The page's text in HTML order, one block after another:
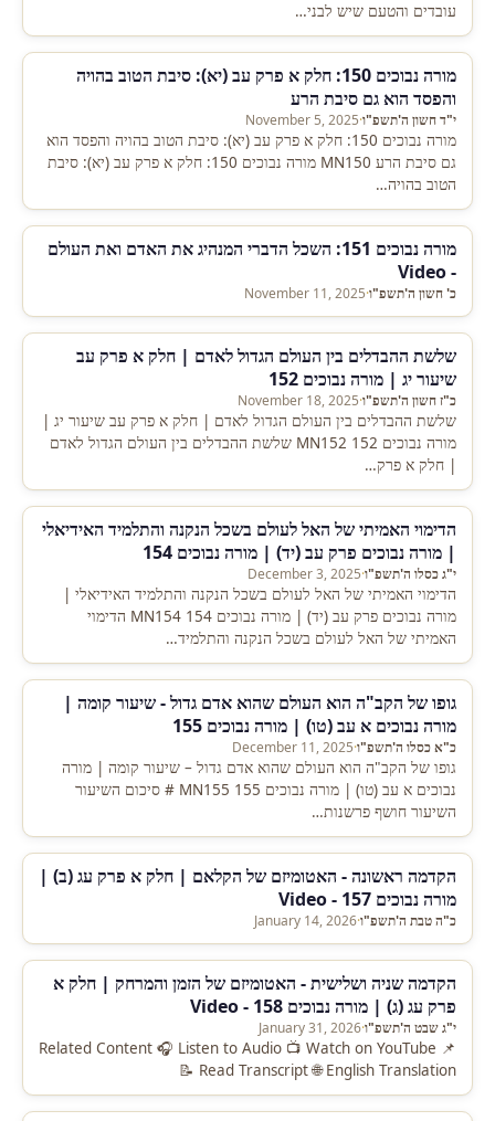
עובדים והטעם שיש לבני…
מורה נבוכים 150: חלק א פרק עב (יא): סיבת הטוב בהויה
והפסד הוא גם סיבת הרע
י"ד חשון ה'תשפ"ו·
November 5, 2025
מורה נבוכים 150: חלק א פרק עב (יא): סיבת הטוב בהויה והפסד הוא
גם סיבת הרע MN150 מורה נבוכים 150: חלק א פרק עב (יא): סיבת
הטוב בהויה…
מורה נבוכים 151: השכל הדברי המנהיג את האדם ואת העולם
- Video
כ' חשון ה'תשפ"ו·
November 11, 2025
שלשת ההבדלים בין העולם הגדול לאדם | חלק א פרק עב
שיעור יג | מורה נבוכים 152
כ"ז חשון ה'תשפ"ו·
November 18, 2025
שלשת ההבדלים בין העולם הגדול לאדם | חלק א פרק עב שיעור יג |
מורה נבוכים 152 MN152 שלשת ההבדלים בין העולם הגדול לאדם
| חלק א פרק…
הדימוי האמיתי של האל לעולם בשכל הנקנה והתלמיד האידיאלי
| מורה נבוכים פרק עב (יד) | מורה נבוכים 154
י"ג כסלו ה'תשפ"ו·
December 3, 2025
הדימוי האמיתי של האל לעולם בשכל הנקנה והתלמיד האידיאלי |
מורה נבוכים פרק עב (יד) | מורה נבוכים 154 MN154 הדימוי
האמיתי של האל לעולם בשכל הנקנה והתלמיד…
גופו של הקב"ה הוא העולם שהוא אדם גדול - שיעור קומה |
מורה נבוכים א עב (טו) | מורה נבוכים 155
כ"א כסלו ה'תשפ"ו·
December 11, 2025
גופו של הקב"ה הוא העולם שהוא אדם גדול – שיעור קומה | מורה
נבוכים א עב (טו) | מורה נבוכים 155 MN155 # סיכום השיעור
השיעור חושף פרשנות…
הקדמה ראשונה - האטומיזם של הקלאם | חלק א פרק עג (ב) |
מורה נבוכים 157 - Video
כ"ה טבת ה'תשפ"ו·
January 14, 2026
הקדמה שניה ושלישית - האטומיזם של הזמן והמרחק | חלק א
פרק עג (ג) | מורה נבוכים 158 - Video
י"ג שבט ה'תשפ"ו·
January 31, 2026
📌 Related Content 🎧 Listen to Audio 📺 Watch on YouTube
📝 Read Transcript 🌐 English Translation